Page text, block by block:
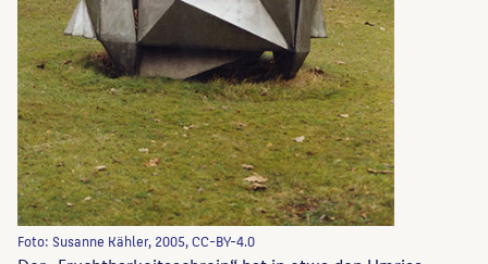
Foto: Susanne Kähler, 2005, CC-BY-4.0